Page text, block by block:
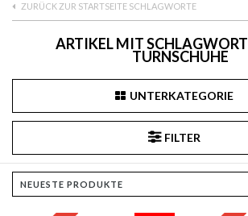
ZURÜCK ZUR STARTSEITE SCHLAGWORTE
ARTIKEL MIT SCHLAGWORT
TURNSCHUHE
UNTERKATEGORIE
FILTER